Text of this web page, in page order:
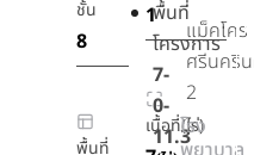
ชั้น
8
1
พื้นที่
เนื้อที่(ไร่)
พื้นที่
โครงการ
7-
0-
11.3
แม็คโคร
ศรีนคริ
2
โรง
ก
ว
จ